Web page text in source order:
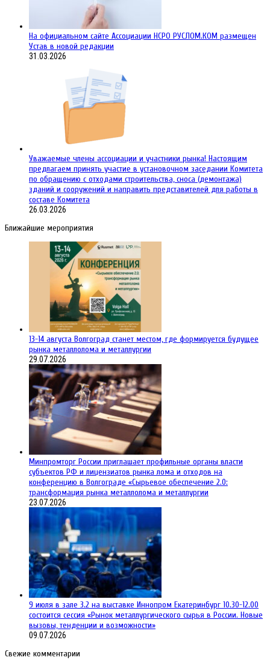
На официальном сайте Ассоциации НСРО РУСЛОМ.КОM размещен
Устав в новой редакции
31.03.2026
Уважаемые члены ассоциации и участники рынка! Настоящим
предлагаем принять участие в установочном заседании Комитета
по обращению с отходами строительства, сноса (демонтажа)
зданий и сооружений и направить представителей для работы в
составе Комитета
26.03.2026
Ближайшие мероприятия
13-14 августа Волгоград станет местом, где формируется будущее
рынка металлолома и металлургии
29.07.2026
Минпромторг России приглашает профильные органы власти
субъектов РФ и лицензиатов рынка лома и отходов на
конференцию в Волгограде «Сырьевое обеспечение 2.0:
трансформация рынка металлолома и металлургии
23.07.2026
9 июля в зале 3.2 на выставке Иннопром Екатеринбург 10.30-12.00
состоится сессия «Рынок металлургического сырья в России. Новые
вызовы, тенденции и возможности»
09.07.2026
Свежие комментарии